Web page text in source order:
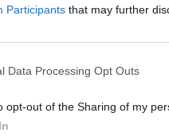
Participants that may further
Data Processing Opt Outs
opt-out of the Sharing of my
Escoltas y talibanes,
nunca agachen la
muy bien sus
despues usen los